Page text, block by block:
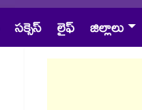
సక్సెస్ లైఫ్ జిల్లాలు